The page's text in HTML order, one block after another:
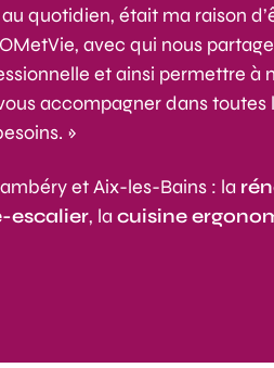
quotidien, était ma raison
avec qui nous
et ainsi permettre à
accompagner dans toutes
»
et Aix-les-Bains : la
escalier, lacuisine